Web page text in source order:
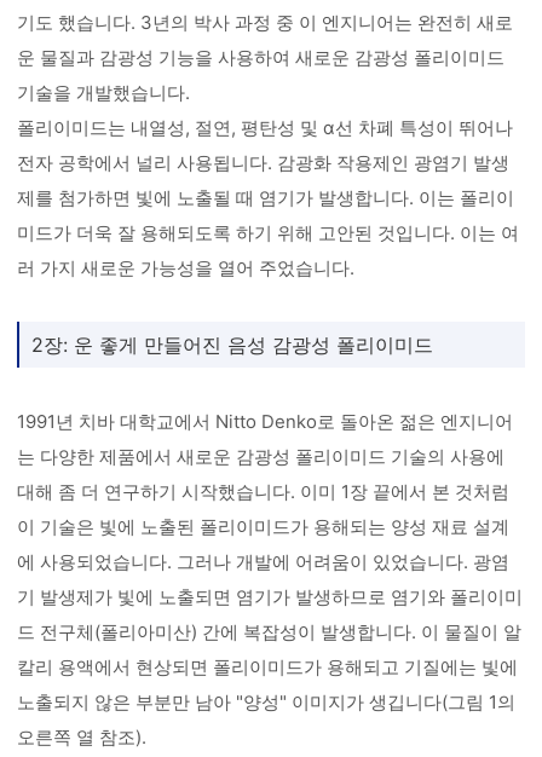
기도 했습니다. 3년의 박사 과정 중 이 엔지니어는 완전히 새로
운 물질과 감광성 기능을 사용하여 새로운 감광성 폴리이미드
기술을 개발했습니다.
폴리이미드는 내열성, 절연, 평탄성 및 α선 차폐 특성이 뛰어나
전자 공학에서 널리 사용됩니다. 감광화 작용제인 광염기 발생
제를 첨가하면 빛에 노출될 때 염기가 발생합니다. 이는 폴리이
미드가 더욱 잘 용해되도록 하기 위해 고안된 것입니다. 이는 여
러 가지 새로운 가능성을 열어 주었습니다.
2장: 운 좋게 만들어진 음성 감광성 폴리이미드
1991년 치바 대학교에서 Nitto Denko로 돌아온 젊은 엔지니어
는 다양한 제품에서 새로운 감광성 폴리이미드 기술의 사용에
대해 좀 더 연구하기 시작했습니다. 이미 1장 끝에서 본 것처럼
이 기술은 빛에 노출된 폴리이미드가 용해되는 양성 재료 설계
에 사용되었습니다. 그러나 개발에 어려움이 있었습니다. 광염
기 발생제가 빛에 노출되면 염기가 발생하므로 염기와 폴리이미
드 전구체(폴리아미산) 간에 복잡성이 발생합니다. 이 물질이 알
칼리 용액에서 현상되면 폴리이미드가 용해되고 기질에는 빛에
노출되지 않은 부분만 남아 "양성" 이미지가 생깁니다(그림 1의
오른쪽 열 참조).